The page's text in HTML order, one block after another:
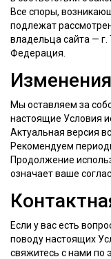
Все споры,
подлежат
владельца сайта — г.
Федерация.
Мы оставляем за
настоящие Условия
Актуальная версия
Рекомендуем
Продолжение
означает ваше
Если у вас есть
поводу настоящих
свяжитесь с нами по